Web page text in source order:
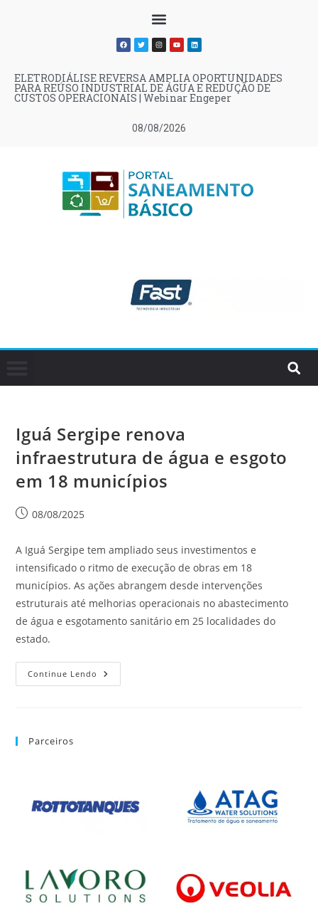
08/08/2026
ELETRODIÁLISE REVERSA AMPLIA OPORTUNIDADES
PARA REÚSO INDUSTRIAL DE ÁGUA E REDUÇÃO DE
CUSTOS OPERACIONAIS | Webinar Engeper
Iguá Sergipe renova
infraestrutura de água e esgoto
em 18 municípios
08/08/2025
A Iguá Sergipe tem ampliado seus investimentos e
intensificado o ritmo de execução de obras em 18
municípios. As ações abrangem desde intervenções
estruturais até melhorias operacionais no abastecimento
de água e esgotamento sanitário em 25 localidades do
estado.
Continue Lendo
Parceiros